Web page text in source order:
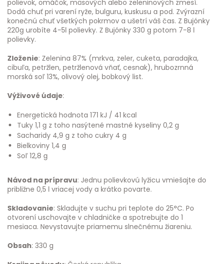
polievok, omáčok, mäsových alebo zeleninových zmesí.
Dodá chuť pri varení ryže, bulguru, kuskusu a pod. Zvýrazní
konečnú chuť všetkých pokrmov a ušetrí váš čas. Z Bujónky
220g urobíte 4-5l polievky. Z Bujónky 330 g potom 7-8 l
polievky.
Zloženie: Zelenina 87% (mrkva, zeler, cuketa, paradajka,
cibuľa, petržlen, petržlenová vňať, cesnak), hrubozrnná
morská soľ 13%, olivový olej, bobkový list.
Výživové údaje:
Energetická hodnota 171 kJ / 41 kcal
Tuky 1,1 g z toho nasýtené mastné kyseliny 0,2 g
Sacharidy 4,9 g z toho cukry 4 g
Bielkoviny 1,4 g
Soľ 12,8 g
Návod na prípravu: Jednu polievkovú lyžicu vmiešajte do
približne 0,5 l vriacej vody a krátko povarte.
Skladovanie: Skladujte v suchu pri teplote do 25°C. Po
otvorení uschovajte v chladničke a spotrebujte do 1
mesiaca. Nevystavujte priamemu slnečnému žiareniu.
Obsah: 330 g